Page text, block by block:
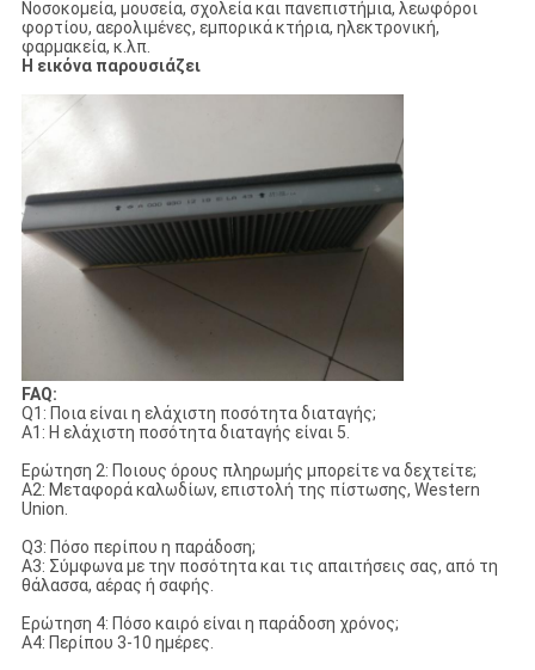
Νοσοκομεία, μουσεία, σχολεία και πανεπιστήμια, λεωφόροι
φορτίου, αερολιμένες, εμπορικά κτήρια, ηλεκτρονική,
φαρμακεία, κ.λπ.
Η εικόνα παρουσιάζει
FAQ:
Q1: Ποια είναι η ελάχιστη ποσότητα διαταγής;
Α1: Η ελάχιστη ποσότητα διαταγής είναι 5.
Ερώτηση 2: Ποιους όρους πληρωμής μπορείτε να δεχτείτε;
A2: Μεταφορά καλωδίων, επιστολή της πίστωσης, Western
Union.
Q3: Πόσο περίπου η παράδοση;
A3: Σύμφωνα με την ποσότητα και τις απαιτήσεις σας, από τη
θάλασσα, αέρας ή σαφής.
Ερώτηση 4: Πόσο καιρό είναι η παράδοση χρόνος;
A4: Περίπου 3-10 ημέρες.